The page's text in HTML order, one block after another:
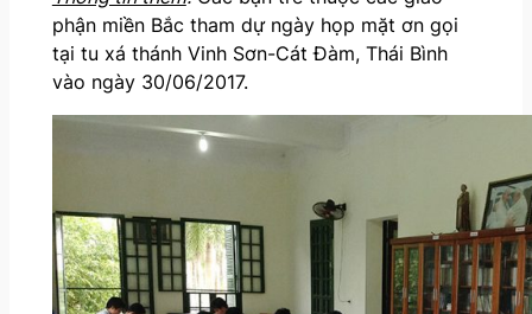
phận miền Bắc tham dự ngày họp mặt ơn gọi
tại tu xá thánh Vinh Sơn-Cát Đàm, Thái Bình
vào ngày 30/06/2017.